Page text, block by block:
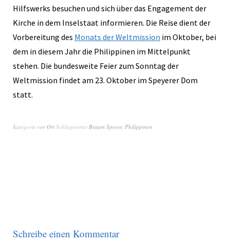
Hilfswerks besuchen und sich über das Engagement der
Kirche in dem Inselstaat informieren. Die Reise dient der
Vorbereitung des Monats der Weltmission im Oktober, bei
dem in diesem Jahr die Philippinen im Mittelpunkt
stehen. Die bundesweite Feier zum Sonntag der
Weltmission findet am 23. Oktober im Speyerer Dom
statt.
Kategorie vor Ort SchlagwörterBistum Speyer, Philippinen
Schreibe einen Kommentar